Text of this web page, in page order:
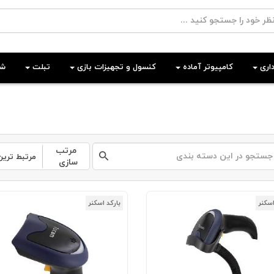
کامپیوتر آماده کنسول و تجهیزات بازی تبلت
مرتب
سازی
مرتبط
بارکد اسکنر